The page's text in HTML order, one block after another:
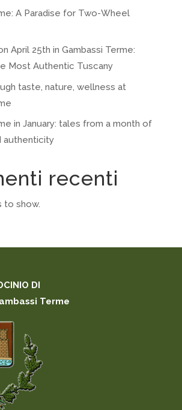
A Paradise for Two-Wheel
April 25th in Gambassi Terme:
Most Authentic Tuscany
taste, nature, wellness at
in January: tales from a month of
authenticity
recenti
to show.
DI
Terme